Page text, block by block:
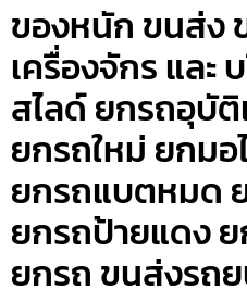
ของหนัก ขนส่ง
เครื่องจักร และ
สไลด์ ยกรถอุบั
ยกรถใหม่ ยกม
ยกรถแบตหมด
ยกรถป้ายแดง
ยกรถ ขนส่งรถ